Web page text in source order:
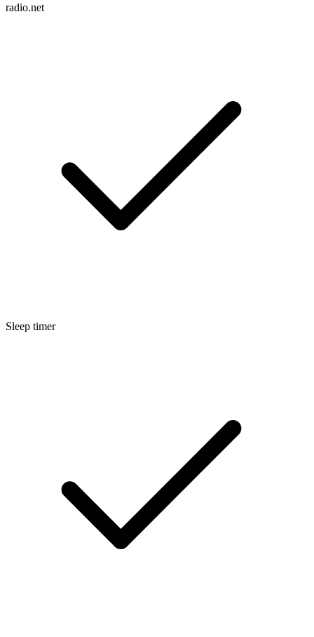
radio.net
Sleep timer